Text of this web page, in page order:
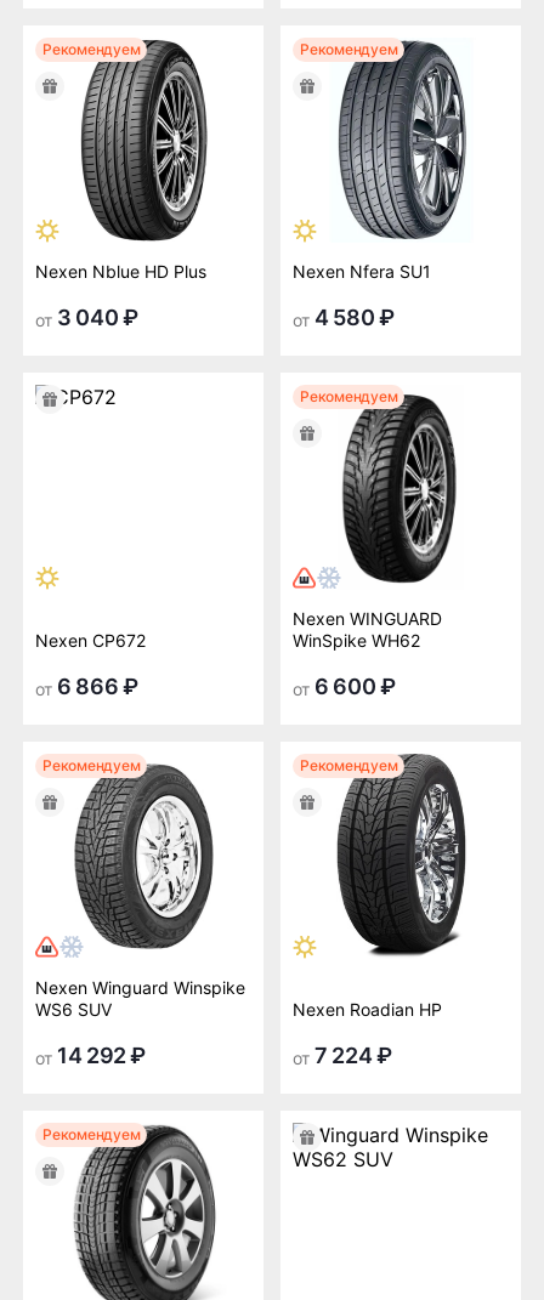
Рекомендуем
Nexen Nblue HD Plus
от 3 040 ₽
Рекомендуем
Nexen Nfera SU1
от 4 580 ₽
Nexen CP672
от 6 866 ₽
Рекомендуем
Nexen WINGUARD
WinSpike WH62
от 6 600 ₽
Рекомендуем
Nexen Winguard Winspike
WS6 SUV
от 14 292 ₽
Рекомендуем
Nexen Roadian HP
от 7 224 ₽
Рекомендуем